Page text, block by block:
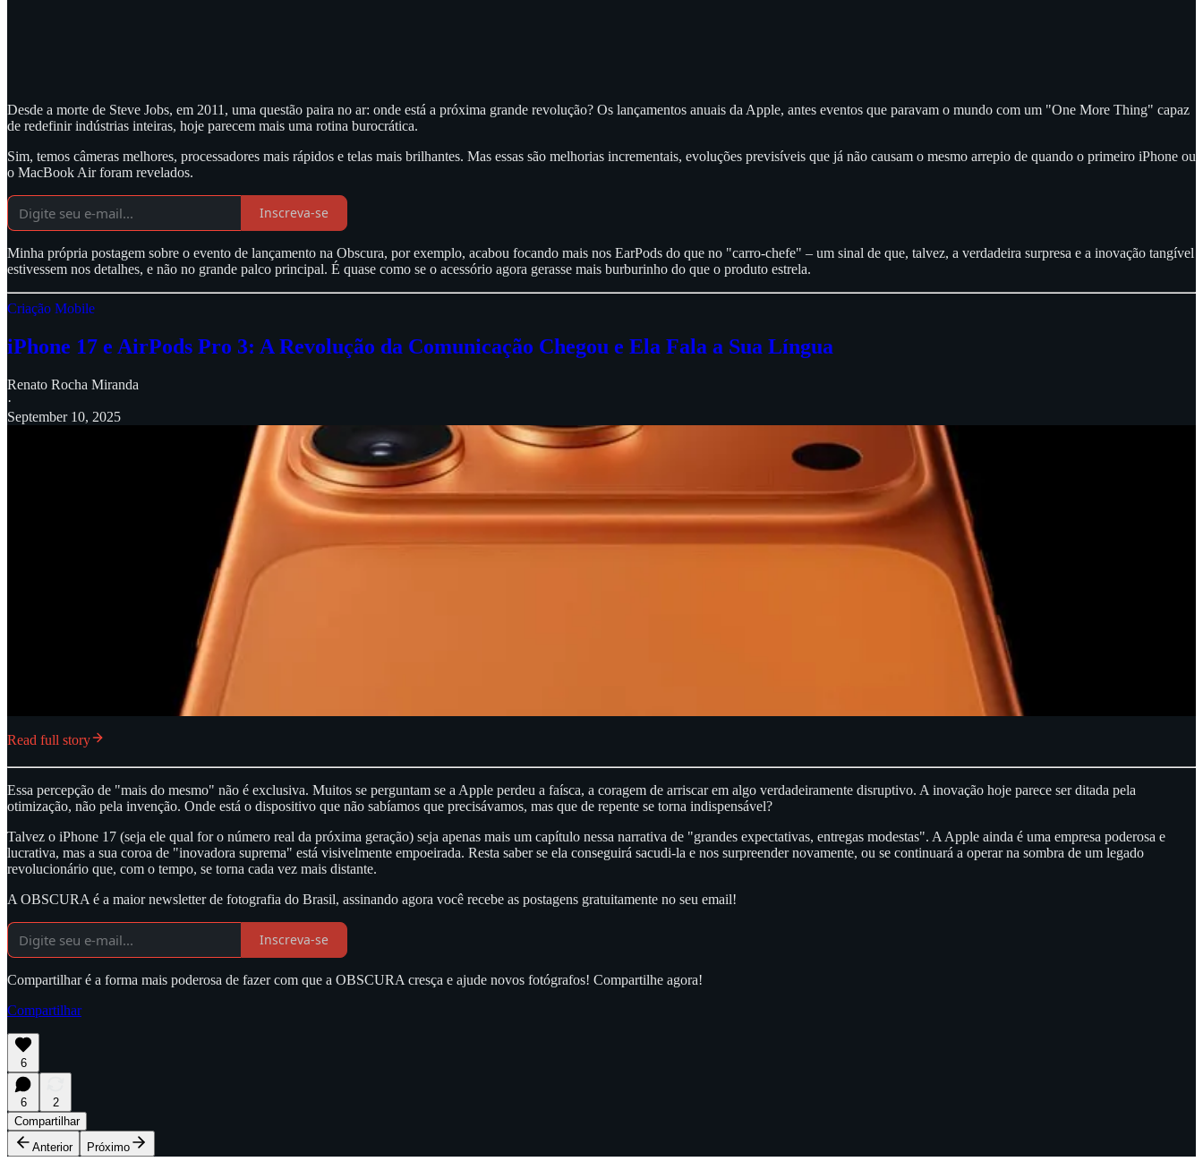
Desde a morte de Steve Jobs, em 2011, uma questão paira no ar: onde está a próxima grande revolução? Os lançamentos anuais da Apple, antes eventos que paravam o mundo com um "One More Thing" capaz
de redefinir indústrias inteiras, hoje parecem mais uma rotina burocrática.
Sim, temos câmeras melhores, processadores mais rápidos e telas mais brilhantes. Mas essas são melhorias incrementais, evoluções previsíveis que já não causam o mesmo arrepio de quando o primeiro iPhone ou
o MacBook Air foram revelados.
Inscreva-se
Minha própria postagem sobre o evento de lançamento na Obscura, por exemplo, acabou focando mais nos EarPods do que no "carro-chefe" – um sinal de que, talvez, a verdadeira surpresa e a inovação tangível
estivessem nos detalhes, e não no grande palco principal. É quase como se o acessório agora gerasse mais burburinho do que o produto estrela.
Criação Mobile
iPhone 17 e AirPods Pro 3: A Revolução da Comunicação Chegou e Ela Fala a Sua Língua
Renato Rocha Miranda
·
September 10, 2025
Read full story
Essa percepção de "mais do mesmo" não é exclusiva. Muitos se perguntam se a Apple perdeu a faísca, a coragem de arriscar em algo verdadeiramente disruptivo. A inovação hoje parece ser ditada pela
otimização, não pela invenção. Onde está o dispositivo que não sabíamos que precisávamos, mas que de repente se torna indispensável?
Talvez o iPhone 17 (seja ele qual for o número real da próxima geração) seja apenas mais um capítulo nessa narrativa de "grandes expectativas, entregas modestas". A Apple ainda é uma empresa poderosa e
lucrativa, mas a sua coroa de "inovadora suprema" está visivelmente empoeirada. Resta saber se ela conseguirá sacudi-la e nos surpreender novamente, ou se continuará a operar na sombra de um legado
revolucionário que, com o tempo, se torna cada vez mais distante.
A OBSCURA é a maior newsletter de fotografia do Brasil, assinando agora você recebe as postagens gratuitamente no seu email!
Inscreva-se
Compartilhar é a forma mais poderosa de fazer com que a OBSCURA cresça e ajude novos fotógrafos! Compartilhe agora!
Compartilhar
6
6
2
Compartilhar
Anterior
Próximo